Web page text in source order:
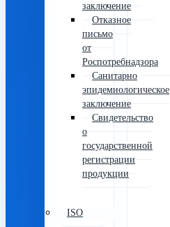
заключение
Отказное
письмо
от
Роспотребнадзора
Санитарно
эпидемиологическое
заключение
Свидетельство
о
государственной
регистрации
продукции
ISO